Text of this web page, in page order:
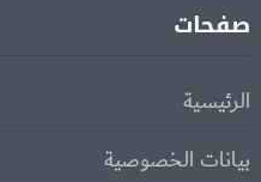
صفحات
الرئيسية
بيانات الخصوصية